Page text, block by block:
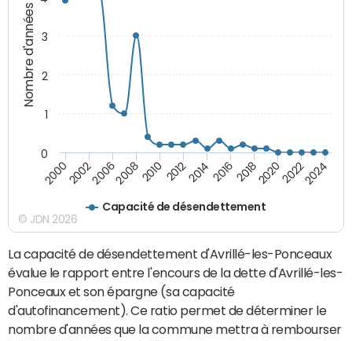
Nombre d'années
Capacité de désendettement
20002002200620082010 2012201420162018202020222024
0
1
2
3
© JDN 2026
La capacité de désendettement d'Avrillé-les-Ponceaux
évalue le rapport entre l'encours de la dette d'Avrillé-les-
Ponceaux et son épargne (sa capacité
d'autofinancement). Ce ratio permet de déterminer le
nombre d'années que la commune mettra à rembourser